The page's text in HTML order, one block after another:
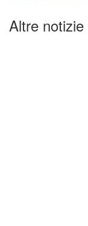
Altre notizie